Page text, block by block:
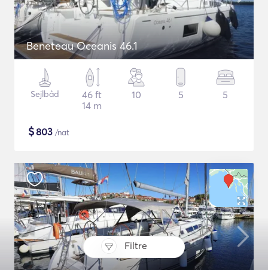
Filtre
Beneteau Oceanis 46.1
Sejlbåd
46 ft
14 m
10 5 5
$803 /nat